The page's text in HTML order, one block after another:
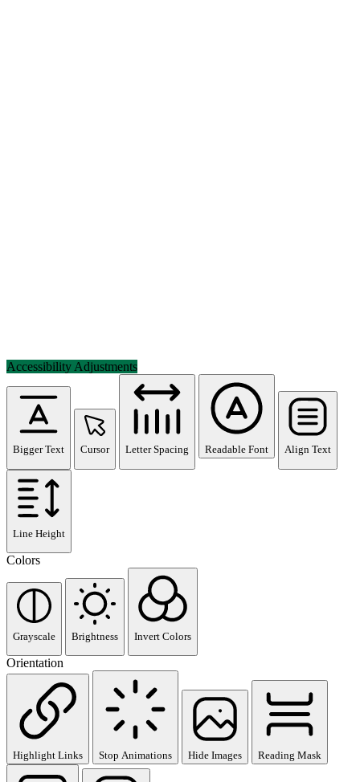
Accessibility Adjustments
Bigger Text Cursor Letter Spacing Readable Font Align Text
Line Height
Colors
Grayscale Brightness Invert Colors
Orientation
Highlight Links Stop Animations Hide Images Reading Mask